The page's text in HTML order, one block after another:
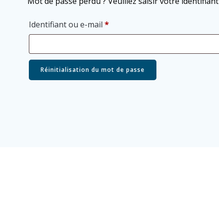
Identifiant ou e-mail *Obligatoire
Réinitialisation du mot de passe